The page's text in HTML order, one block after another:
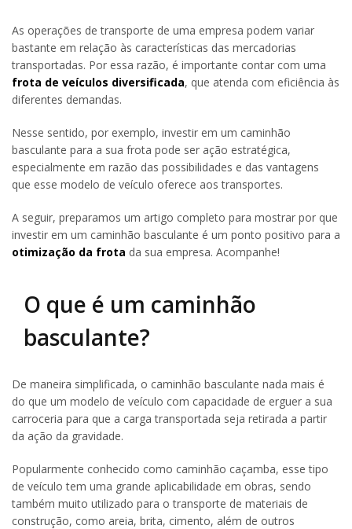
As operações de transporte de uma empresa podem variar
bastante em relação às características das mercadorias
transportadas. Por essa razão, é importante contar com uma
frota de veículos diversificada, que atenda com eficiência às
diferentes demandas.
Nesse sentido, por exemplo, investir em um caminhão
basculante para a sua frota pode ser ação estratégica,
especialmente em razão das possibilidades e das vantagens
que esse modelo de veículo oferece aos transportes.
A seguir, preparamos um artigo completo para mostrar por que
investir em um caminhão basculante é um ponto positivo para a
otimização da frota da sua empresa. Acompanhe!
O que é um caminhão
basculante?
De maneira simplificada, o caminhão basculante nada mais é
do que um modelo de veículo com capacidade de erguer a sua
carroceria para que a carga transportada seja retirada a partir
da ação da gravidade.
Popularmente conhecido como caminhão caçamba, esse tipo
de veículo tem uma grande aplicabilidade em obras, sendo
também muito utilizado para o transporte de materiais de
construção, como areia, brita, cimento, além de outros